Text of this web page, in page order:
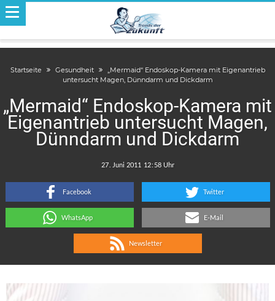
Startseite Gesundheit
„Mermaid“ Endoskop-Kamera mit Eigenantrieb
untersucht Magen, Dünndarm und Dickdarm
„Mermaid“ Endoskop-Kamera mit
Eigenantrieb untersucht Magen,
Dünndarm und Dickdarm
:
Facebook Twitter
WhatsApp E-Mail
Newsletter